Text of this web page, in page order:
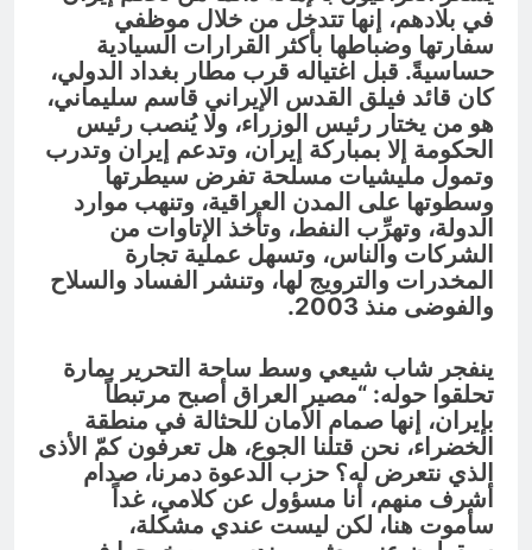
في بلادهم، إنها تتدخل من خلال موظفي
سفارتها وضباطها بأكثر القرارات السيادية
حساسيةً. قبل اغتياله قرب مطار بغداد الدولي،
كان قائد فيلق القدس الإيراني قاسم سليماني،
هو من يختار رئيس الوزراء، ولا يُنصب رئيس
الحكومة إلا بمباركة إيران، وتدعم إيران وتدرب
وتمول مليشيات مسلحة تفرض سيطرتها
وسطوتها على المدن العراقية، وتنهب موارد
الدولة، وتهرِّب النفط، وتأخذ الإتاوات من
الشركات والناس، وتسهل عملية تجارة
المخدرات والترويج لها، وتنشر الفساد والسلاح
والفوضى منذ 2003.
ينفجر شاب شيعي وسط ساحة التحرير بمارة
تحلقوا حوله: “مصير العراق أصبح مرتبطاً
بإيران، إنها صمام الأمان للحثالة في منطقة
الخضراء، نحن قتلنا الجوع، هل تعرفون كمّ الأذى
الذي نتعرض له؟ حزب الدعوة دمرنا، صدام
أشرف منهم، أنا مسؤول عن كلامي، غداً
سأموت هنا، لكن ليست عندي مشكلة،